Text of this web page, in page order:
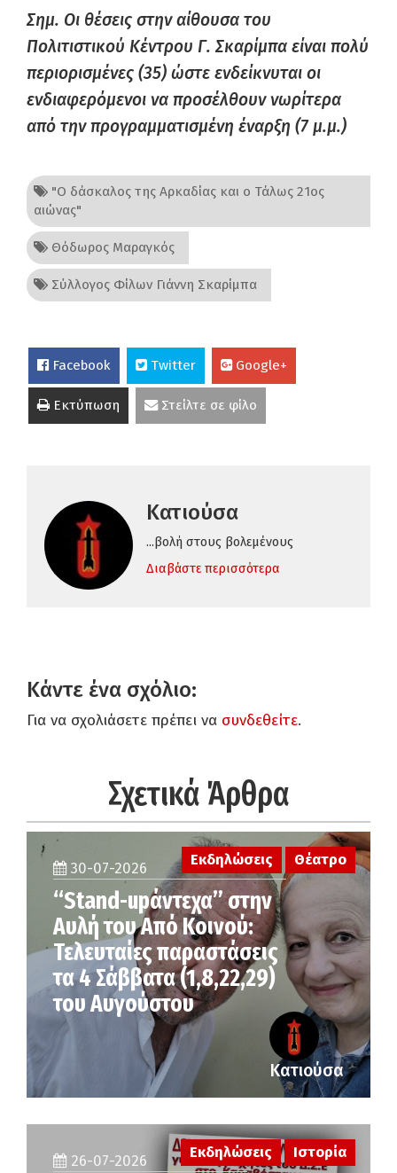
Σημ. Οι θέσεις στην αίθουσα του
Πολιτιστικού Κέντρου Γ. Σκαρίμπα είναι πολύ
περιορισμένες (35) ώστε ενδείκνυται οι
ενδιαφερόμενοι να προσέλθουν νωρίτερα
από την προγραμματισμένη έναρξη (7 μ.μ.)
"Ο δάσκαλος της Αρκαδίας και ο Τάλως 21ος
αιώνας"
Θόδωρος Μαραγκός
Σύλλογος Φίλων Γιάννη Σκαρίμπα
Facebook Twitter Google+
Εκτύπωση Στείλτε σε φίλο
Κατιούσα
...βολή στους βολεμένους
Διαβάστε περισσότερα
Κάντε ένα σχόλιο:
Για να σχολιάσετε πρέπει να συνδεθείτε.
Σχετικά Άρθρα
Εκδηλώσεις Θέατρο
30-07-2026
“Stand-upάντεχα” στην
Αυλή του Από Κοινού:
Τελευταίες παραστάσεις
τα 4 Σάββατα (1,8,22,29)
του Αυγούστου
Κατιούσα
26-07-2026
Εκδηλώσεις Ιστορία